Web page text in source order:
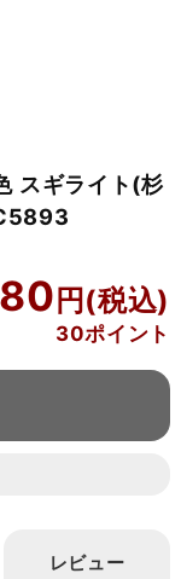
スギライト(杉
30ポイント
レビュー